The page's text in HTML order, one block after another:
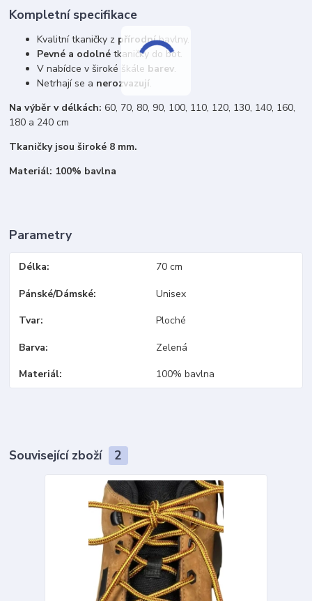
Kompletní specifikace
Kvalitní tkaničky z přírodníbavlny.
Pevné a odolnétkaničky do bot.
V nabídce v široké škále barev.
Netrhají se a nerozvazují.
Na výběr v délkách: 60, 70, 80, 90, 100, 110, 120, 130, 140, 160,
180 a 240 cm
Tkaničky jsou široké 8 mm.
Materiál: 100% bavlna
Parametry
Délka 70 cm
Pánské/Dámské Unisex
Tvar Ploché
Barva Zelená
Materiál 100% bavlna
Související zboží 2